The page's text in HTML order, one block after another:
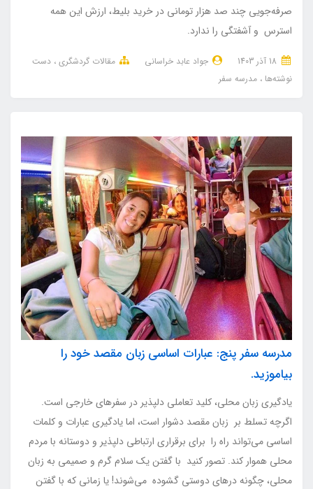
صرفه‌جویی چند صد هزار تومانی در خرید بلیط، ارزش این همه
استرس و آشفتگی را ندارد.
جواد عابد خراسانی مقالات گردشگری دست
نوشته‌ها
مدرسه سفر
مدرسه سفر پنج: عبارات اساسی زبان مقصد خود را
بیاموزید.
یادگیری زبان محلی، کلید تعاملی دلپذیر در سفرهای خارجی است.
اگرچه تسلط بر زبان مقصد دشوار است، اما یادگیری عبارات و کلمات
اساسی می‌تواند راه را برای برقراری ارتباطی دلپذیر و دوستانه با مردم
محلی هموار کند. تصور کنید با گفتن یک سلام گرم و صمیمی به زبان
محلی، چگونه درهای دوستی گشوده می‌شوند! یا زمانی که با گفتن